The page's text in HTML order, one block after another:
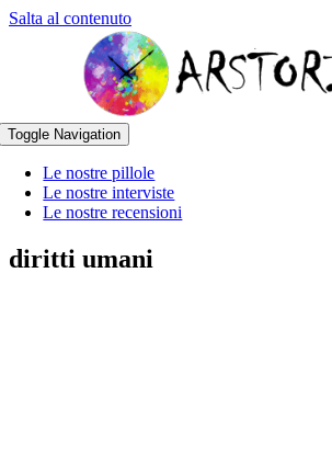
Salta al contenuto
Toggle Navigation
Le nostre pillole
Le nostre interviste
Le nostre recensioni
diritti umani